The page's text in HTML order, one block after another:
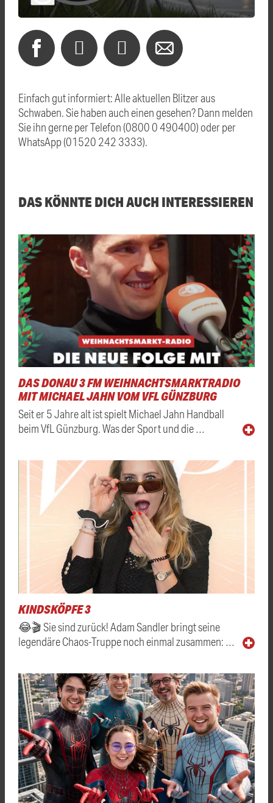
Einfach gut informiert: Alle aktuellen Blitzer aus
Schwaben. Sie haben auch einen gesehen? Dann melden
Sie ihn gerne per Telefon (0800 0 490400) oder per
WhatsApp (01520 242 3333).
DAS KÖNNTE DICH AUCH INTERESSIEREN
DAS DONAU 3 FM WEIHNACHTSMARKTRADIO
MIT MICHAEL JAHN VOM VFL GÜNZBURG
Seit er 5 Jahre alt ist spielt Michael Jahn Handball
beim VfL Günzburg. Was der Sport und die …
KINDSKÖPFE 3
😂🎬 Sie sind zurück! Adam Sandler bringt seine
legendäre Chaos-Truppe noch einmal zusammen: …